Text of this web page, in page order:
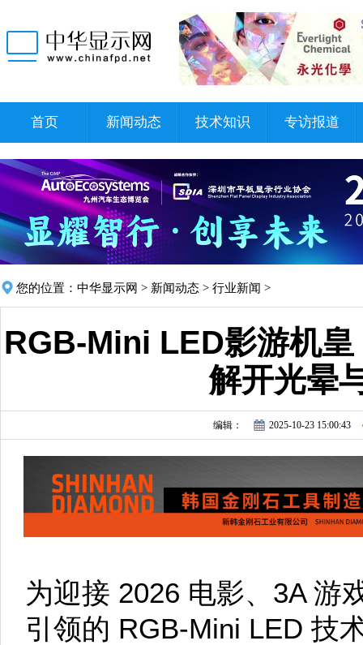
首页 新闻动态 技术知识 专访报道
您的位置： 中华显示网 > 新闻动态 > 行业新闻 >
RGB-Mini LED影游机
解开光晕
编辑： 2025-10-23 15:00:43
为迎接 2026 电影、3A 游
引领的 RGB-Mini LED 技